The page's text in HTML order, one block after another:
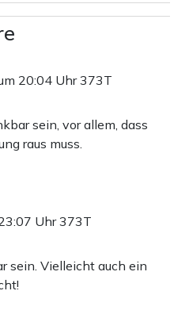
20:04 Uhr373T
sein, vor allem, dass
raus muss.
Uhr373T
sein. Vielleicht auch ein